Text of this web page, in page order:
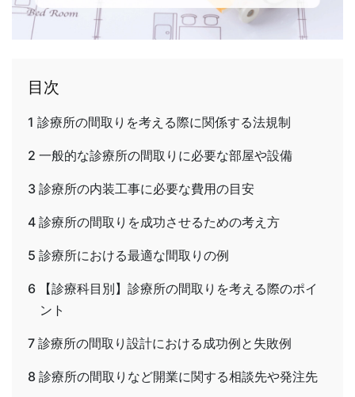
目次
1 診療所の間取りを考える際に関係する法規制
2 一般的な診療所の間取りに必要な部屋や設備
3 診療所の内装工事に必要な費用の目安
4 診療所の間取りを成功させるための考え方
5 診療所における最適な間取りの例
6 【診療科目別】診療所の間取りを考える際のポイ
ント
7 診療所の間取り設計における成功例と失敗例
8 診療所の間取りなど開業に関する相談先や発注先